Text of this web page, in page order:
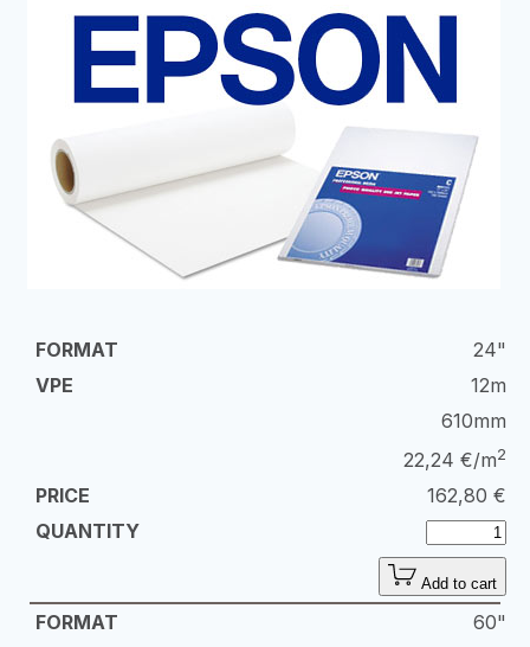
24"
12m
610mm
22,24 €/m2
162,80 €
Add to cart
60"